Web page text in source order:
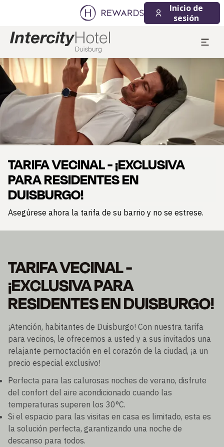
Inicio de
sesión
Diapositiva 1 de 1
TARIFA VECINAL - ¡EXCLUSIVA
PARA RESIDENTES EN
DUISBURGO!
Asegúrese ahora la tarifa de su barrio y no se estrese.
TARIFA VECINAL -
¡EXCLUSIVA PARA
RESIDENTES EN DUISBURGO!
¡Atención, habitantes de Duisburgo! Con nuestra tarifa
para vecinos, le ofrecemos a usted y a sus invitados una
relajante pernoctación en el corazón de la ciudad, ¡a un
precio especial exclusivo!
Perfecta para las calurosas noches de verano, disfrute
del confort del aire acondicionado cuando las
temperaturas superen los 30°C.
Si el espacio para las visitas en casa es limitado, esta es
la solución perfecta, garantizando una noche de
descanso para todos.